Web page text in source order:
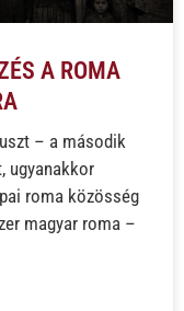
A ROMA
– a második
ugyanakkor
roma közösség
magyar roma –